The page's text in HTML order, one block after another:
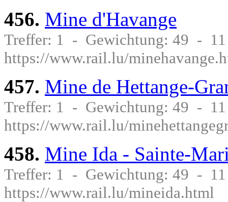
456. Mine d'Havange
Treffer: 1 - Gewichtung: 49 -
https://www.rail.lu/
457. Mine de Hettange-
Treffer: 1 - Gewichtung: 49 -
https://www.rail.lu/
458. Mine Ida - Sainte-
Treffer: 1 - Gewichtung: 49 -
https://www.rail.lu/mineida.html